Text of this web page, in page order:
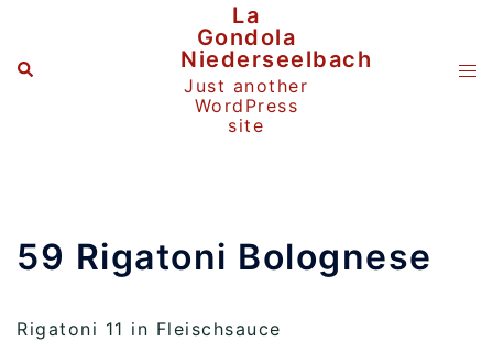
Suche
La
Gondola
Niederseelbach
Just another
WordPress
site
59 Rigatoni Bolognese
Rigatoni 11 in Fleischsauce